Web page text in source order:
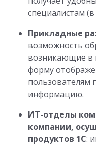
специалистам
Прикладные
возможность
возникающие в
форму
пользователям
информацию.
ИТ-отделы
компании,
продуктов 1С: